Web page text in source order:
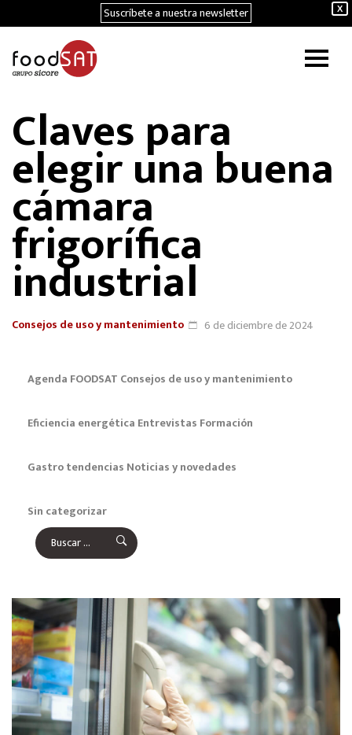
X
Suscríbete a nuestra newsletter
Claves para
elegir una buena
cámara
frigorífica
industrial
Consejos de uso y mantenimiento 6 de diciembre de 2024
Agenda FOODSAT Consejos de uso y mantenimiento
Eficiencia energética Entrevistas Formación
Gastro tendencias Noticias y novedades
Sin categorizar